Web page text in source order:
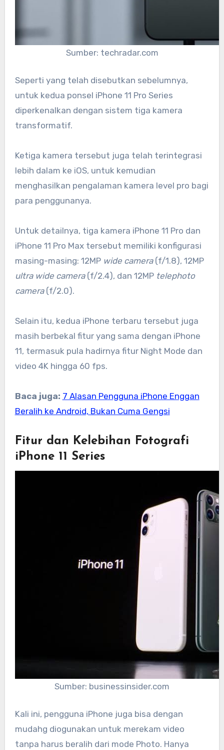
Sumber: techradar.com
Seperti yang telah disebutkan sebelumnya,
untuk kedua ponsel iPhone 11 Pro Series
diperkenalkan dengan sistem tiga kamera
transformatif.
Ketiga kamera tersebut juga telah terintegrasi
lebih dalam ke iOS, untuk kemudian
menghasilkan pengalaman kamera level pro bagi
para penggunanya.
Untuk detailnya, tiga kamera iPhone 11 Pro dan
iPhone 11 Pro Max tersebut memiliki konfigurasi
masing-masing: 12MP wide camera(f/1.8), 12MP
ultra wide camera(f/2.4), dan 12MP telephoto
camera(f/2.0).
Selain itu, kedua iPhone terbaru tersebut juga
masih berbekal fitur yang sama dengan iPhone
11, termasuk pula hadirnya fitur Night Mode dan
video 4K hingga 60 fps.
Baca juga: 7 Alasan Pengguna iPhone Enggan
Beralih ke Android, Bukan Cuma Gengsi
Fitur dan Kelebihan Fotografi
iPhone 11 Series
Sumber: businessinsider.com
Kali ini, pengguna iPhone juga bisa dengan
mudahg diogunakan untuk merekam video
tanpa harus beralih dari mode Photo. Hanya